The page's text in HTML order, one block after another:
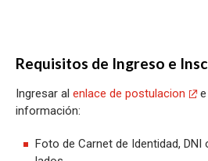
Requisitos de Ingreso e
Ingresar al enlace de postulacion
e
información:
Foto de Carnet de Identidad,